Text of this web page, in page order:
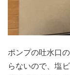
ポンプの吐水口
らないので、塩